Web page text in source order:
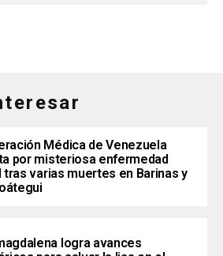
Médica de Venezuela
por misteriosa enfermedad
tras varias muertes en Barinas y
logra avances